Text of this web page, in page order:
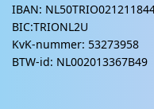
IBAN:
BIC:TRIONL2U
KvK-nummer: 53273958
BTW-id: NL002013367B49